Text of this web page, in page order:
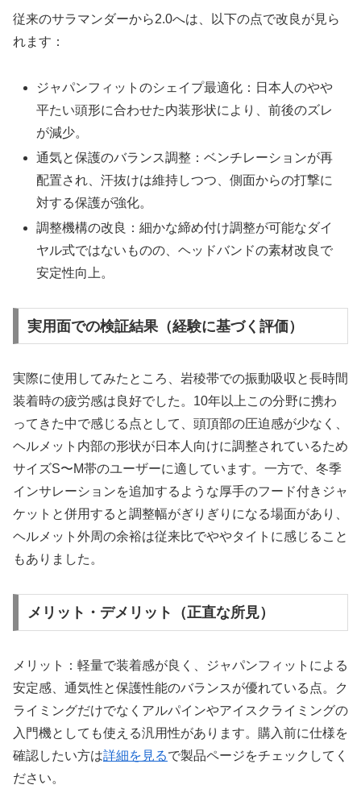
従来のサラマンダーから2.0へは、以下の点で改良が見ら
れます：
ジャパンフィットのシェイプ最適化：日本人のやや
平たい頭形に合わせた内装形状により、前後のズレ
が減少。
通気と保護のバランス調整：ベンチレーションが再
配置され、汗抜けは維持しつつ、側面からの打撃に
対する保護が強化。
調整機構の改良：細かな締め付け調整が可能なダイ
ヤル式ではないものの、ヘッドバンドの素材改良で
安定性向上。
実用面での検証結果（経験に基づく評価）
実際に使用してみたところ、岩稜帯での振動吸収と長時間
装着時の疲労感は良好でした。10年以上この分野に携わ
ってきた中で感じる点として、頭頂部の圧迫感が少なく、
ヘルメット内部の形状が日本人向けに調整されているため
サイズS〜M帯のユーザーに適しています。一方で、冬季
インサレーションを追加するような厚手のフード付きジャ
ケットと併用すると調整幅がぎりぎりになる場面があり、
ヘルメット外周の余裕は従来比でややタイトに感じること
もありました。
メリット・デメリット（正直な所見）
メリット：軽量で装着感が良く、ジャパンフィットによる
安定感、通気性と保護性能のバランスが優れている点。ク
ライミングだけでなくアルパインやアイスクライミングの
入門機としても使える汎用性があります。購入前に仕様を
確認したい方は詳細を見るで製品ページをチェックしてく
ださい。